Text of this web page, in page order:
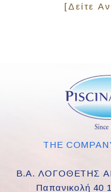
[Δείτε
THE
Β.Α. ΛΟΓΟΘΕΤΗΣ
Παπανικολή 40